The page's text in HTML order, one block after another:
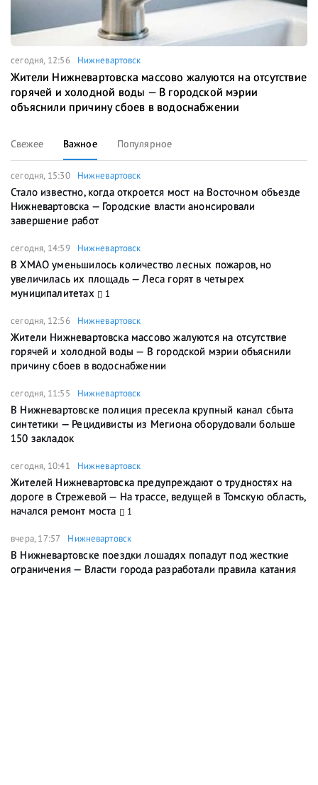
сегодня, 12:56 Нижневартовск
Жители Нижневартовска массово жалуются на отсутствие
горячей и холодной воды — В городской мэрии
объяснили причину сбоев в водоснабжении
Свежее Важное Популярное
сегодня, 15:30 Нижневартовск
Стало известно, когда откроется мост на Восточном объезде
Нижневартовска — Городские власти анонсировали
завершение работ
сегодня, 14:59 Нижневартовск
В ХМАО уменьшилось количество лесных пожаров, но
увеличилась их площадь — Леса горят в четырех
муниципалитетах
1
сегодня, 12:56 Нижневартовск
Жители Нижневартовска массово жалуются на отсутствие
горячей и холодной воды — В городской мэрии объяснили
причину сбоев в водоснабжении
сегодня, 11:55 Нижневартовск
В Нижневартовске полиция пресекла крупный канал сбыта
синтетики — Рецидивисты из Мегиона оборудовали больше
150 закладок
сегодня, 10:41 Нижневартовск
Жителей Нижневартовска предупреждают о трудностях на
дороге в Стрежевой — На трассе, ведущей в Томскую область,
начался ремонт моста
1
вчера, 17:57 Нижневартовск
В Нижневартовске поездки лошадях попадут под жесткие
ограничения — Власти города разработали правила катания